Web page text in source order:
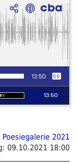
Poesiegalerie 2021
09.10.2021 18:00